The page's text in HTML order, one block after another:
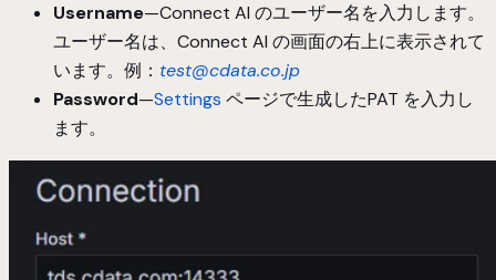
Username—Connect AI のユーザー名を入力します。
ユーザー名は、Connect AI の画面の右上に表示されて
います。例： test@cdata.co.jp
Password—Settings ページで生成したPAT を入力し
ます。